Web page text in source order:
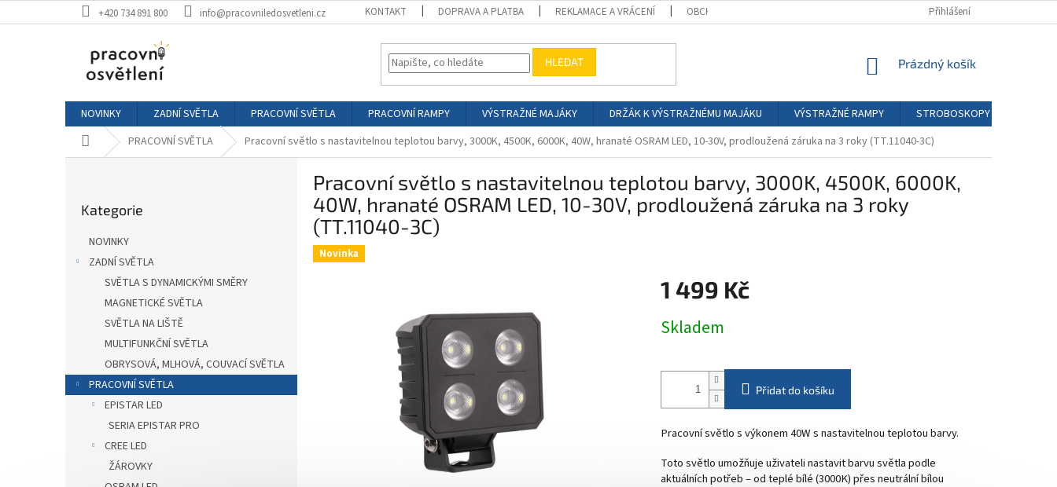
na
+420 734 891 800 info@pracovniledosvetleni.cz KONTAKT DOPRAVA A PLATBA REKLAMACE A VRÁCENÍ OBCHODNÍ PODMÍNKY Přihlášení
HLEDAT
NÁKUPNÍ
Prázdný košík
NOVINKY ZADNÍ SVĚTLA PRACOVNÍ SVĚTLA PRACOVNÍ RAMPY VÝSTRAŽNÉ MAJÁKY DRŽÁK K VÝSTRAŽNÉMU MAJÁKU VÝSTRAŽNÉ RAMPY STROBOSKOPY LED
Domů PRACOVNÍ SVĚTLA Pracovní světlo s nastavitelnou teplotou barvy, 3000K, 4500K, 6000K, 40W, hranaté OSRAM LED, 10-30V, prodloužená záruka na 3 roky (TT.11040-3C)
e
l
kategorie
Kategorie
NOVINKY
ZADNÍ SVĚTLA
SVĚTLA S DYNAMICKÝMI SMĚRY
MAGNETICKÉ SVĚTLA
SVĚTLA NA LIŠTĚ
MULTIFUNKČNÍ SVĚTLA
OBRYSOVÁ, MLHOVÁ, COUVACÍ SVĚTLA
PRACOVNÍ SVĚTLA
EPISTAR LED
SERIA EPISTAR PRO
CREE LED
ŽÁROVKY
Pracovní světlo s nastavitelnou teplotou barvy, 3000K, 4500K, 6000K,
40W, hranaté OSRAM LED, 10-30V, prodloužená záruka na 3 roky
(TT.11040-3C)
Novinka
1 499 Kč
cena:
Skladem
Přidat do košíku
Pracovní světlo s výkonem 40W s nastavitelnou teplotou barvy.
Toto světlo umožňuje uživateli nastavit barvu světla podle
aktuálních potřeb – od teplé bílé (3000K) přes neutrální bílou